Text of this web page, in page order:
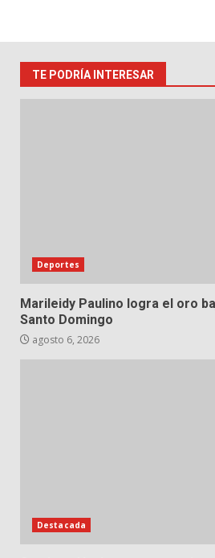
TE PODRÍA INTERESAR
Deportes
Marileidy Paulino logra el oro
Santo Domingo
agosto 6, 2026
Destacada